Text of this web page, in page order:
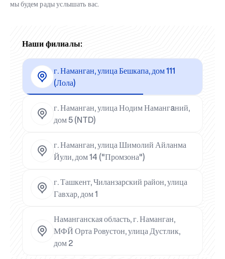
мы будем рады услышать вас.
Наши филиалы:
г. Наманган, улица Бешкапа, дом 111
(Лола)
г. Наманган, улица Нодим Намангaний,
дом 5 (NTD)
г. Наманган, улица Шимолий Айланма
Йули, дом 14 ("Промзона")
г. Ташкент, Чиланзарский район, улица
Гавхар, дом 1
Наманганская область, г. Наманган,
МФЙ Орта Ровустон, улица Дустлик,
дом 2